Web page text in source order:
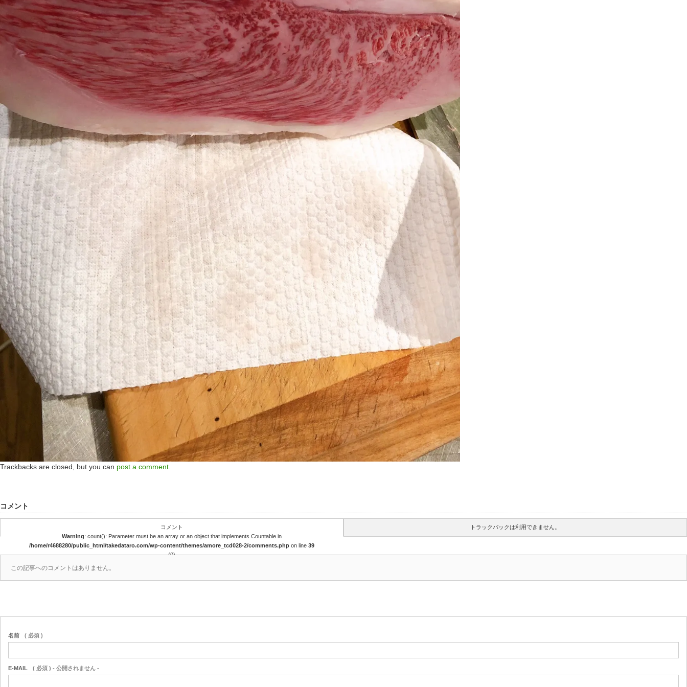
Trackbacks are closed, but you can post a comment
コメント
コメント
Warning: count(): Parameter must be an array or an object that implements Countable in
/home/r4688280/public_html/takedataro.com/wp-content/themes/amore_tcd028-2/comments.php on line 39
(0)
トラックバックは利用できません。
この記事へのコメントはありません。
名前 ( 必須 )
E-MAIL ( 必須 ) - 公開されません -